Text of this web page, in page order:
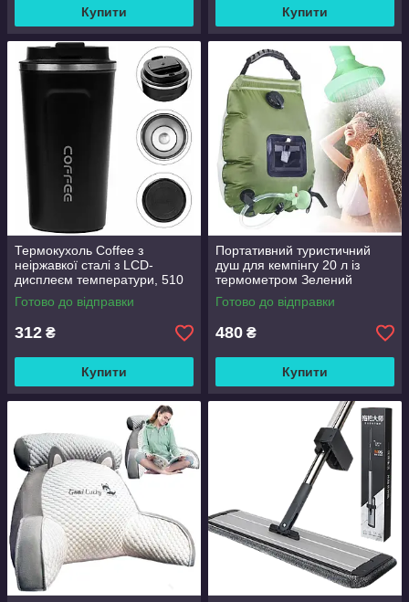
Купити Купити
Термокухоль Coffee з
неіржавкої сталі з LCD-
дисплеєм температури, 510
мл Чорний
Готово до відправки
312 ₴
Купити
Портативний туристичний
душ для кемпінгу 20 л із
термометром Зелений
Готово до відправки
480 ₴
Купити